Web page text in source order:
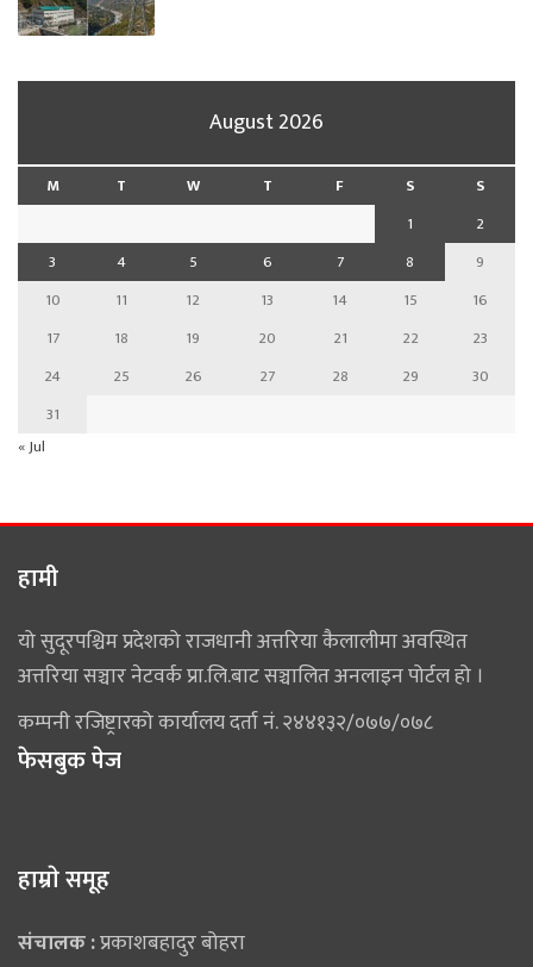
August 2026
M T W T F S
S
1
2
3
4 5 6 7 8
9
10
11 12 13 14 15
16
17
18 19 20 21 22
23
24
25 26 27 28 29
30
31
« Jul
हामी
यो सुदूरपश्चिम प्रदेशको राजधानी अत्तरिया कैलालीमा अवस्थित
अत्तरिया सञ्चार नेटवर्क प्रा.लि.बाट सञ्चालित अनलाइन पोर्टल हो ।
कम्पनी रजिष्ट्रारको कार्यालय दर्ता नं. २४४१३२/०७७/०७८
फेसबुक पेज
हाम्राे समूह
संचालक :प्रकाशबहादुर बोहरा